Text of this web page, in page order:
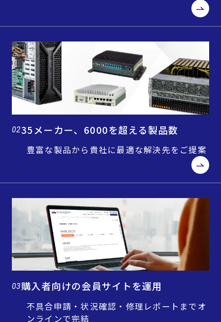
0235メーカー、6000を超える製品数
豊富な製品から貴社に最適な解決先をご提案
03購入者向けの会員サイトを運用
不具合申請・状況確認・修理レポートまでオ
ンラインで完結